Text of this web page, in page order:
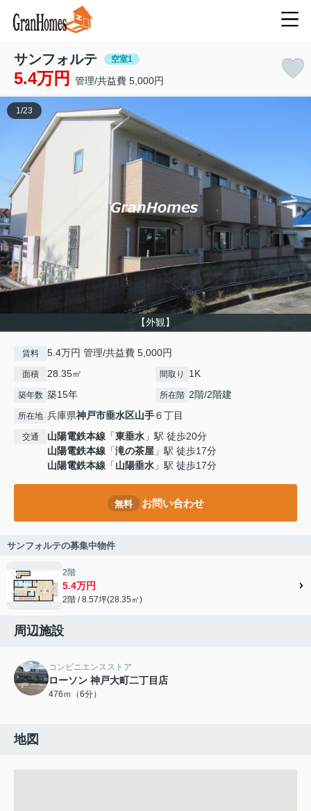
サンフォルテ 空室1
5.4万円 管理/共益費 5,000円
【外観】
1 /23
賃料 5.4万円 管理/共益費 5,000円
面積 28.35㎡ 間取り 1K
築年数 築15年 所在階 2階/2階建
所在地 兵庫県神戸市垂水区山手６丁目
交通 山陽電鉄本線 「東垂水 」駅 徒歩20分
山陽電鉄本線 「滝の茶屋 」駅 徒歩17分
山陽電鉄本線 「山陽垂水 」駅 徒歩17分
無料 お問い合わせ
サンフォルテの募集中物件
2階
5.4万円
2階 / 8.57坪(28.35㎡)
周辺施設
コンビニエンスストア
ローソン 神戸大町二丁目店
476ｍ（6分）
地図